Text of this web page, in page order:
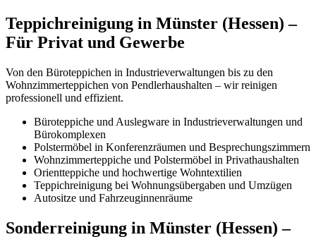
Teppichreinigung in Münster (Hessen) –
Für Privat und Gewerbe
Von den Büroteppichen in Industrieverwaltungen bis zu den
Wohnzimmerteppichen von Pendlerhaushalten – wir reinigen
professionell und effizient.
Büroteppiche und Auslegware in Industrieverwaltungen und
Bürokomplexen
Polstermöbel in Konferenzräumen und Besprechungszimmern
Wohnzimmerteppiche und Polstermöbel in Privathaushalten
Orientteppiche und hochwertige Wohntextilien
Teppichreinigung bei Wohnungsübergaben und Umzügen
Autositze und Fahrzeuginnenräume
Sonderreinigung in Münster (Hessen) –